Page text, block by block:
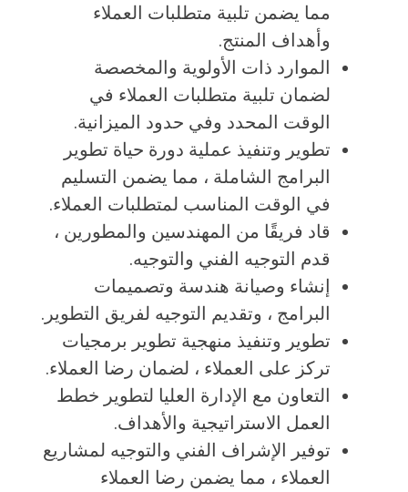
مما يضمن تلبية متطلبات العملاء
وأهداف المنتج.
الموارد ذات الأولوية والمخصصة
لضمان تلبية متطلبات العملاء في
الوقت المحدد وفي حدود الميزانية.
تطوير وتنفيذ عملية دورة حياة تطوير
البرامج الشاملة ، مما يضمن التسليم
في الوقت المناسب لمتطلبات العملاء.
قاد فريقًا من المهندسين والمطورين ،
قدم التوجيه الفني والتوجيه.
إنشاء وصيانة هندسة وتصميمات
البرامج ، وتقديم التوجيه لفريق التطوير.
تطوير وتنفيذ منهجية تطوير برمجيات
تركز على العملاء ، لضمان رضا العملاء.
التعاون مع الإدارة العليا لتطوير خطط
العمل الاستراتيجية والأهداف.
توفير الإشراف الفني والتوجيه لمشاريع
العملاء ، مما يضمن رضا العملاء